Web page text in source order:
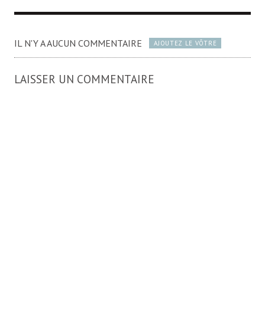
IL N'Y A AUCUN COMMENTAIRE AJOUTEZ LE VÔTRE
LAISSER UN COMMENTAIRE